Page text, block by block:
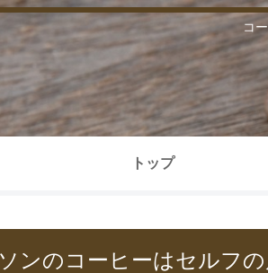
コ
トップ
ンのコーヒーはセルフ